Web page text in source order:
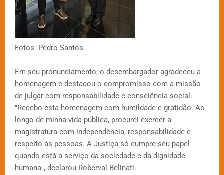
Fotos: Pedro Santos.
Em seu pronunciamento, o desembargador agradeceu a
homenagem e destacou o compromisso com a missão
de julgar com responsabilidade e consciência social.
"Recebo esta homenagem com humildade e gratidão. Ao
longo de minha vida pública, procurei exercer a
magistratura com independência, responsabilidade e
respeito às pessoas. A Justiça só cumpre seu papel
quando está a serviço da sociedade e da dignidade
humana", declarou Roberval Belinati.